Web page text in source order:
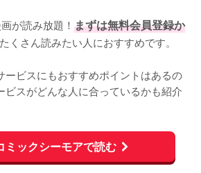
が読み放題！ まずは無料会員登録か
くさん読みたい人におすすめです。
ービスにもおすすめポイントはあるの
ビスがどんな人に合っているかも紹介
ミックシーモアで読む